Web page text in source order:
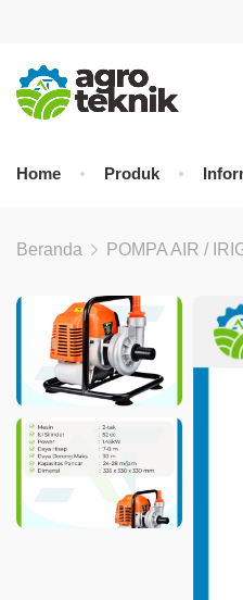
Home Produk
Beranda POMPA AIR /